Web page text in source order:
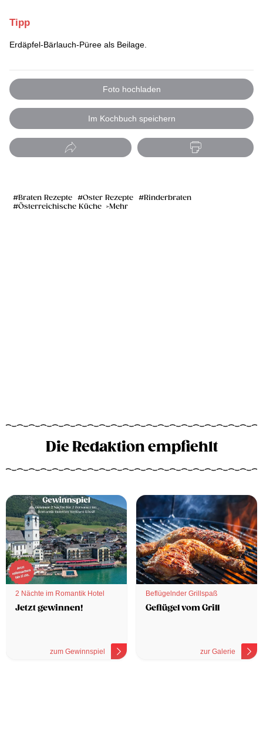
Tipp
Erdäpfel-Bärlauch-Püree als Beilage.
Foto hochladen
Im Kochbuch speichern
Braten Rezepte Oster Rezepte
Rinderbraten
Österreichische Küche
Mehr
Die Redaktion empfiehlt
2 Nächte im Romantik Hotel
Jetzt gewinnen!
zum Gewinnspiel
Beflügelnder Grillspaß
Geflügel vom Grill
zur Galerie